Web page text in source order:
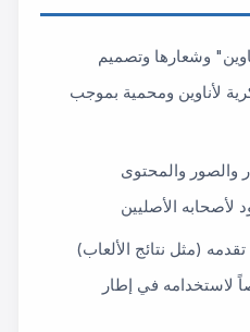
وشعارها وتصميم
لأناوين ومحمية بموجب
والصور والمحتوى
لأصحابه الأصليين
(مثل نتائج الألعاب)
لاستخدامه في إطار